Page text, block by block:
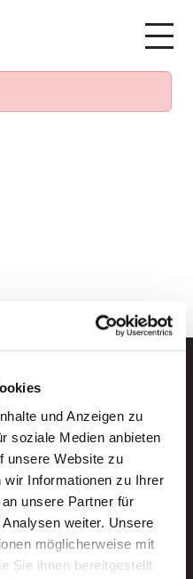
und Anzeigen zu
soziale Medien anbieten
unsere Website zu
wir Informationen zu Ihrer
unsere Partner für
weiter. Unsere
möglicherweise mit
Sie ihnen bereitgestellt
per E-Mail.
von AWO
eintragen